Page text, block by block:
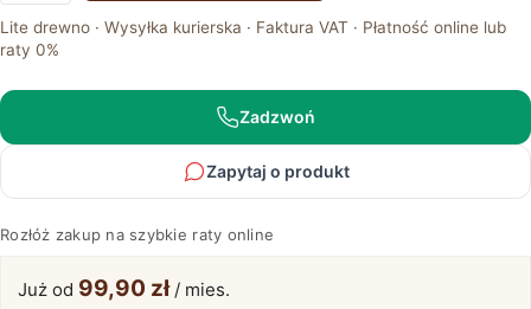
okrągły
z
drewna
70
Basic
Lite drewno · Wysyłka kurierska · Faktura VAT · Płatność online lub
raty 0%
Zadzwoń
Zapytaj o produkt
Rozłóż zakup na szybkie raty online
Już od 99,90 zł/ mies.